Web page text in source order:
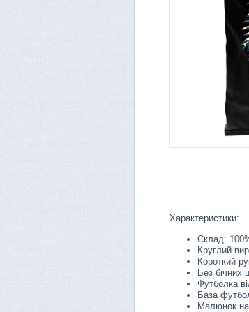
Характеристики:
Склад:
Круглий
Короткий
Без бічних
Футболка
База
Малюнок на